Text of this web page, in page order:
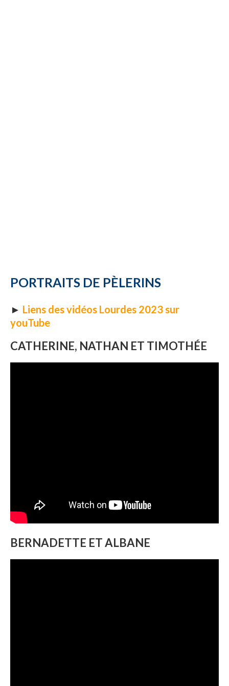
PORTRAITS DE PÈLERINS
► Liens des vidéos Lourdes 2023 sur
youTube
CATHERINE, NATHAN ET TIMOTHÉE
BERNADETTE ET ALBANE